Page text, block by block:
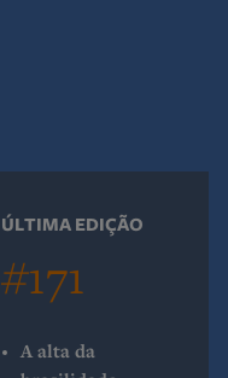
ÚLTIMA EDIÇÃO
#171
A alta da